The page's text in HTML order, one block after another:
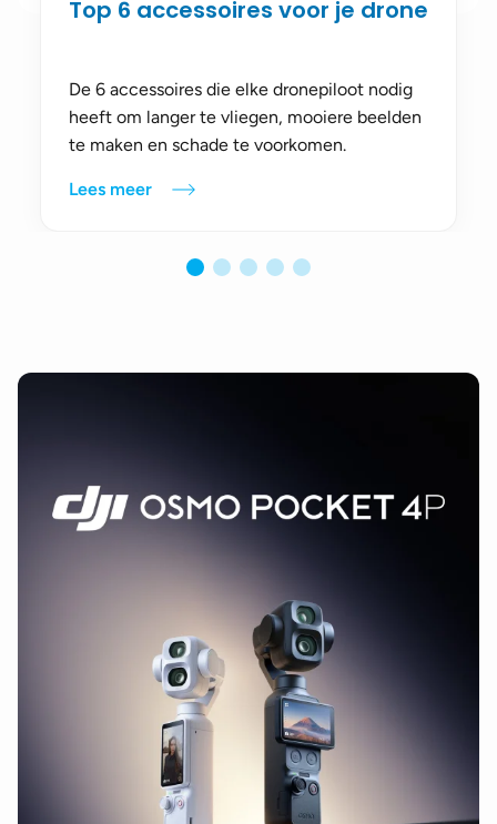
Top 6 accessoires voor je drone
De 6 accessoires die elke dronepiloot nodig
heeft om langer te vliegen, mooiere beelden
te maken en schade te voorkomen.
Lees meer